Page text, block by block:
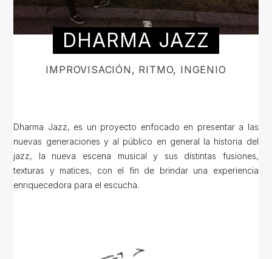
DHARMA JAZZ
IMPROVISACIÓN, RITMO, INGENIO
Dharma Jazz, es un proyecto enfocado en presentar a las
nuevas generaciones y al público en general la historia del
jazz, la nueva escena musical y sus distintas fusiones,
texturas y matices, con el fin de brindar una experiencia
enriquecedora para el escucha.